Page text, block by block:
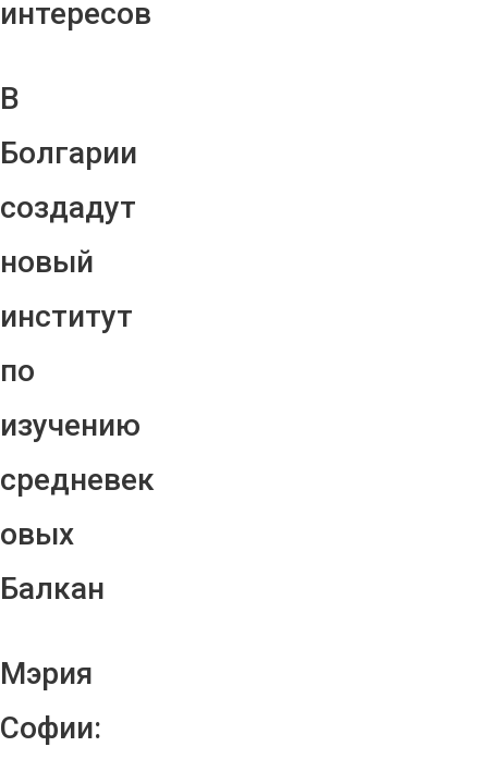
интересов
В
Болгарии
создадут
новый
институт
по
изучению
средневек
овых
Балкан
Мэрия
Софии: